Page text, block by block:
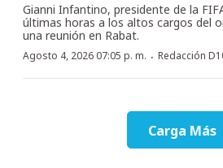
Gianni Infantino, presidente de la
últimas horas a los altos cargos del
una reunión en Rabat.
Agosto 4, 2026 07:05 p. m. · Redacción
Carga Más